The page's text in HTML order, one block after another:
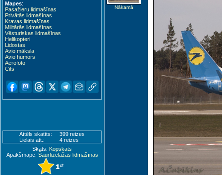
Mapes:
Pasažieru lidmašīnas
Privātās lidmašīnas
Kravas lidmašīnas
Militārās lidmašīnas
Vēsturiskas lidmašīnas
Helikopteri
Lidostas
Avio māksla
Avio humors
Aerofoto
Cits
Attēls skatīts:
399 reizes
Lielais att.:
4 reizes
Skats: Kopskats
Apakšmape: Šaurfizelāžas lidmašīnas
Nākamā